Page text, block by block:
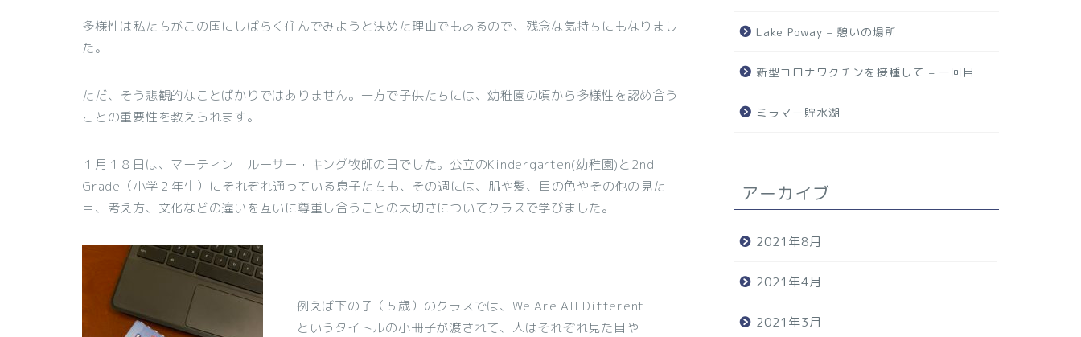
多様性は私たちがこの国にしばらく住んでみようと決めた理由でもあるので、残念な気持ちにもなりまし
た。
ただ、そう悲観的なことばかりではありません。一方で子供たちには、幼稚園の頃から多様性を認め合う
ことの重要性を教えられます。
１月１８日は、マーティン・ルーサー・キング牧師の日でした。公立のKindergarten(幼稚園)と2nd
Grade（小学２年生）にそれぞれ通っている息子たちも、その週には、肌や髪、目の色やその他の見た
目、考え方、文化などの違いを互いに尊重し合うことの大切さについてクラスで学びました。
例えば下の子（５歳）のクラスでは、We Are All Different
というタイトルの小冊子が渡されて、人はそれぞれ見た目や
Lake Poway – 憩いの場所
新型コロナワクチンを接種して – 一回目
ミラマー貯水湖
アーカイブ
2021年8月
2021年4月
2021年3月